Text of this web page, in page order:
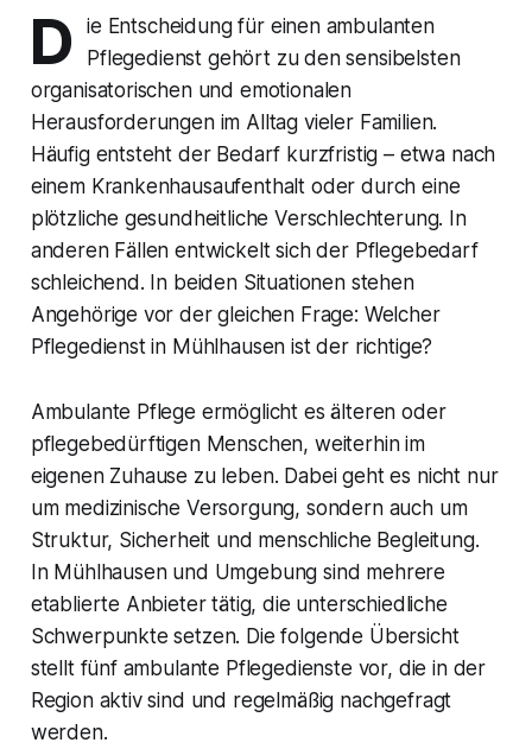
D
ie Entscheidung für einen ambulanten
Pflegedienst gehört zu den sensibelsten
organisatorischen und emotionalen
Herausforderungen im Alltag vieler Familien.
Häufig entsteht der Bedarf kurzfristig – etwa nach
einem Krankenhausaufenthalt oder durch eine
plötzliche gesundheitliche Verschlechterung. In
anderen Fällen entwickelt sich der Pflegebedarf
schleichend. In beiden Situationen stehen
Angehörige vor der gleichen Frage: Welcher
Pflegedienst in Mühlhausen ist der richtige?
Ambulante Pflege ermöglicht es älteren oder
pflegebedürftigen Menschen, weiterhin im
eigenen Zuhause zu leben. Dabei geht es nicht nur
um medizinische Versorgung, sondern auch um
Struktur, Sicherheit und menschliche Begleitung.
In Mühlhausen und Umgebung sind mehrere
etablierte Anbieter tätig, die unterschiedliche
Schwerpunkte setzen. Die folgende Übersicht
stellt fünf ambulante Pflegedienste vor, die in der
Region aktiv sind und regelmäßig nachgefragt
werden.